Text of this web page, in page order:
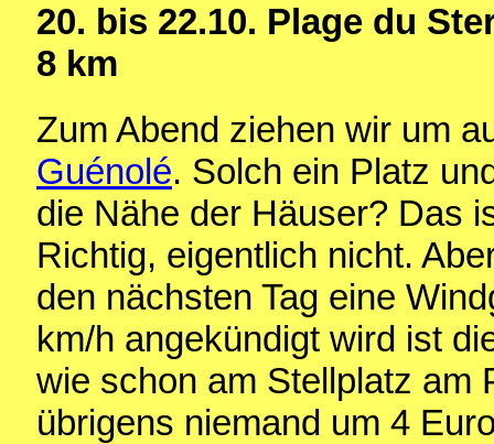
20. bis 22.10. Plage du
8 km
Zum Abend ziehen wir um
Guénolé. Solch ein Platz
die Nähe der Häuser? Das
Richtig, eigentlich nicht.
den nächsten Tag eine
km/h angekündigt wird ist
wie schon am Stellplatz am
übrigens niemand um 4